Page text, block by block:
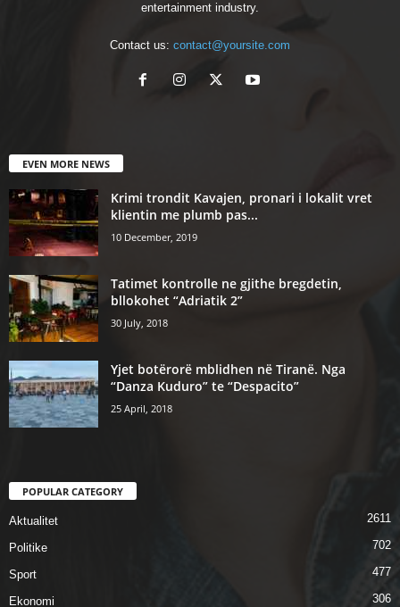
entertainment industry.
Contact us: contact@yoursite.com
EVEN MORE NEWS
Krimi trondit Kavajen, pronari i lokalit vret
klientin me plumb pas...
10 December, 2019
Tatimet kontrolle ne gjithe bregdetin,
bllokohet “Adriatik 2”
30 July, 2018
Yjet botërorë mblidhen në Tiranë. Nga
“Danza Kuduro” te “Despacito”
25 April, 2018
POPULAR CATEGORY
Aktualitet 2611
Politike 702
Sport 477
Ekonomi 306